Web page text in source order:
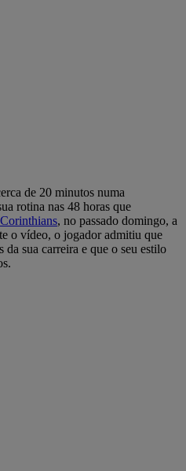
de 20 minutos numa
rotina nas 48 horas que
Corinthians, no passado domingo, a
o vídeo, o jogador admitiu que
sua carreira e que o seu estilo